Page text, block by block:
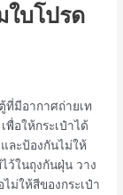
ใบโปรด
ที่มีอากาศถ่ายเท
พื่อให้กระเป๋าได้
ละป้องกันไม่ให้
ว้ในถุงกันฝุ่น วาง
ม่ให้สีของกระเป๋า